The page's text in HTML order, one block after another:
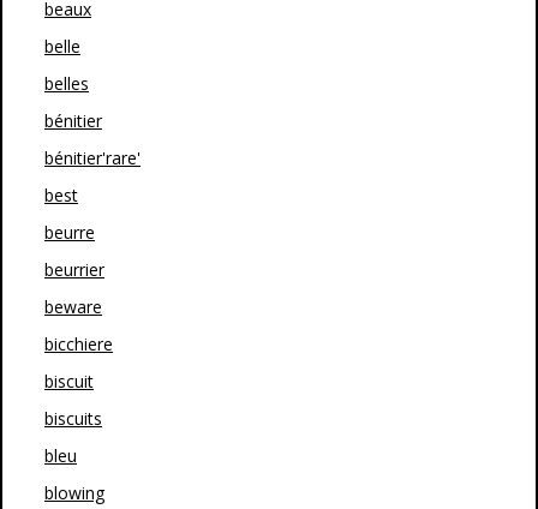
beaux
belle
belles
bénitier
bénitier'rare'
best
beurre
beurrier
beware
bicchiere
biscuit
biscuits
bleu
blowing